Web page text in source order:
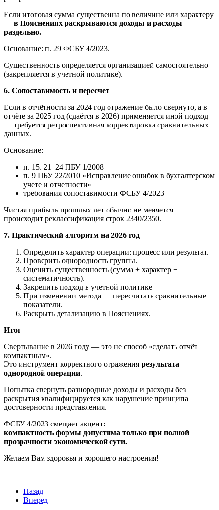
Если итоговая сумма существенна по величине или характеру
— в Пояснениях раскрываются доходы и расходы
раздельно.
Основание: п. 29 ФСБУ 4/2023.
Существенность определяется организацией самостоятельно
(закрепляется в учетной политике).
6. Сопоставимость и пересчет
Если в отчётности за 2024 год отражение было свернуто, а в
отчёте за 2025 год (сдаётся в 2026) применяется иной подход
— требуется ретроспективная корректировка сравнительных
данных.
Основание:
п. 15, 21–24 ПБУ 1/2008
п. 9 ПБУ 22/2010 «Исправление ошибок в бухгалтерском
учете и отчетности»
требования сопоставимости ФСБУ 4/2023
Чистая прибыль прошлых лет обычно не меняется —
происходит реклассификация строк 2340/2350.
7. Практический алгоритм на 2026 год
Определить характер операции: процесс или результат.
Проверить однородность группы.
Оценить существенность (сумма + характер +
систематичность).
Закрепить подход в учетной политике.
При изменении метода — пересчитать сравнительные
показатели.
Раскрыть детализацию в Пояснениях.
Итог
Свертывание в 2026 году — это не способ «сделать отчёт
компактным».
Это инструмент корректного отражения результата
однородной операции.
Попытка свернуть разнородные доходы и расходы без
раскрытия квалифицируется как нарушение принципа
достоверности представления.
ФСБУ 4/2023 смещает акцент:
компактность формы допустима только при полной
прозрачности экономической сути.
Желаем Вам здоровья и хорошего настроения!
Назад
Вперед